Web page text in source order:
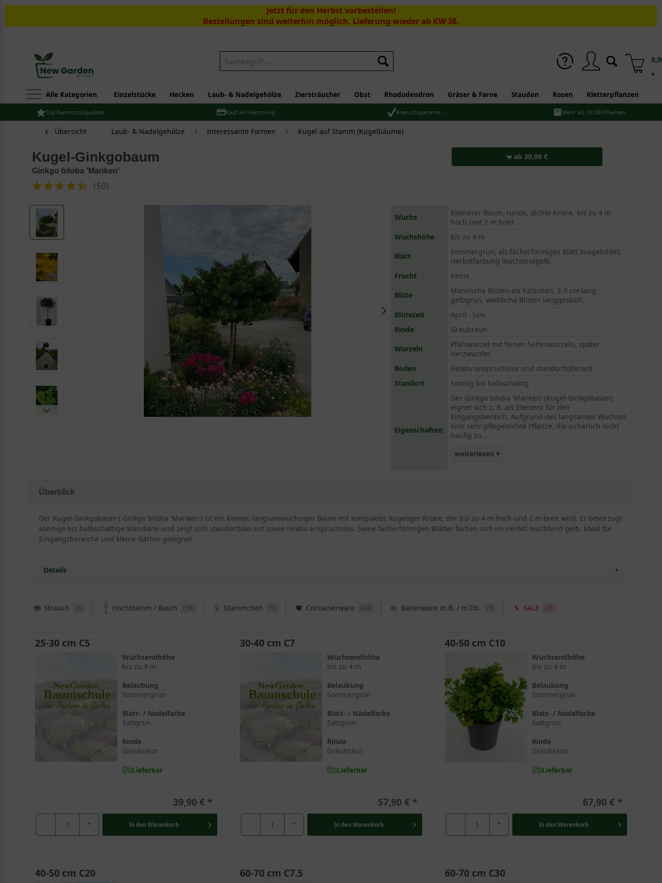
Jetzt für den Herbst vorbestellen!
Bestellungen sind weiterhin möglich, Lieferung wieder ab KW 38.
Suchen
*
Alle Kategorien Einzelstücke Hecken Laub- & Nadelgehölze Ziersträucher Obst Rhododendron Gräser & Farne Stauden Rosen Kletterpflanzen
Top Baumschulqualität Kauf auf Rechnung Anwuchsgarantie Mehr als 10.000 Pflanzen
Übersicht Laub- & Nadelgehölze Interessante Formen Kugel auf Stamm (Kugelbäume)
Kugel-Ginkgobaum
Ginkgo biloba 'Mariken'
(50)
ab 39,90 €
Wuchs
Kleinerer Baum, runde, dichte Krone, bis zu 4 m
hoch und 2 m breit
Wuchshöhe
bis zu 4 m
Blatt
Sommergrün; als fächerförmiges Blatt ausgebildet;
Herbstfärbung leuchtendgelb.
Frucht
Keine
Blüte
Männliche Blüten als Kätzchen, 2-3 cm lang,
gelbgrün, weibliche Blüten langgestielt.
Blütezeit
April - Juni
Rinde
Graubraun
Wurzeln
Pfahlwurzel mit feinen Seitenwurzeln, später
Herzwurzler
Boden
Relativ anspruchslos und standorttollerant
Standort
Sonnig bis halbschattig
Eigenschaften:
Der Ginkgo biloba 'Mariken' (Kugel-Ginkgobaum)
eignet sich z. B. als Element für den
Eingangsbereich. Aufgrund des langsamen Wuchses
eine sehr pflegeleichte Pflanze, die sicherlich nicht
häufig zu...
weiterlesen ▾
Überblick
Der Kugel-Ginkgobaum ( Ginkgo biloba 'Mariken') ist ein kleiner, langsamwüchsiger Baum mit kompakter, kugeliger Krone, der bis zu 4 m hoch und 2 m breit wird. Er bevorzugt
sonnige bis halbschattige Standorte und zeigt sich standorttolerant sowie relativ anspruchslos. Seine fächerförmigen Blätter färben sich im Herbst leuchtend gelb. Ideal für
Eingangsbereiche und kleine Gärten geeignet.
Details
Herkunft und Besonderheit des Kugel-Ginkgobaums / Ginkgo biloba ’Mariken‘
kleine Baum mit auffallend kugeliger Krone wurde als sogenannter Hexenbesen an einem
entdeckt und dann erfolgreich kultiviert. Er ist im deutschsprachigen
Er überzeugt mit einem gemächlichen Wachstum und bleibt dauerhaft zierlich. Dies verschafft der Selektion im Zusammenspiel mit einer kugelig wachsenden Kronenform
eine große Beliebtheit. Ginkgo biloba ’Mariken‘ ist mittlerweile ein weit verbreitetes Ziergehölz, das mit seinem entzückenden Charme eine hervorragende Wahl für den kleinen
Garten darstellt.
Urtyp ist ein lebendes Fossil mit prähistorischer Bedeutung
Ginkgo biloba wächst in freier Natur ausschließlich in einer chinesischen Provinz und gilt weltweit als lebendes Fossil. Das Gehölz war bereits vor 180 Millionen Jahren in den
Laubmischwäldern Europas verbreitet und etablierte sich im Unterschied zu anderen Pflanzen dauerhaft. Der prähistorische
überlebte die Einflüsse zahlreicher
Ginkgo biloba wird trotz seines Blattes den Nadelgehölzen zugeordnet
Ginkgo biloba ist das einzige noch lebende Gewächs der Ginkgoales in der Familie der Ginkgobaumgewächse und zählt weder zu den
noch zu den
Strauch (6) Hochstamm / Baum (18) Stämmchen (5) Containerware (24) Ballenware m.B. / m.Db. (5) SALE (2)
25-30 cm C5
Wuchsendhöhe
bis zu 4 m
Belaubung
Sommergrün
Blatt- / Nadelfarbe
Sattgrün
Rinde
Graubraun
Lieferbar
39,90 €
- + In den Warenkorb
30-40 cm C7
Wuchsendhöhe
bis zu 4 m
Belaubung
Sommergrün
Blatt- / Nadelfarbe
Sattgrün
Rinde
Graubraun
Lieferbar
57,90 €
- + In den Warenkorb
40-50 cm C10
Wuchsendhöhe
bis zu 4 m
Belaubung
Sommergrün
Blatt- / Nadelfarbe
Sattgrün
Rinde
Graubraun
Lieferbar
67,90 €
- + In den Warenkorb
40-50 cm C20 60-70 cm C7.5 60-70 cm C30